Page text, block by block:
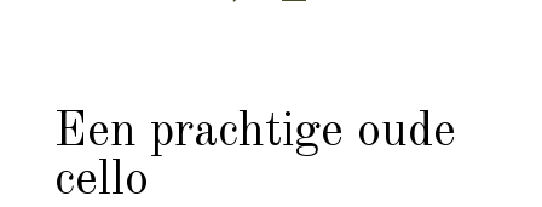
Een prachtige oude
cello